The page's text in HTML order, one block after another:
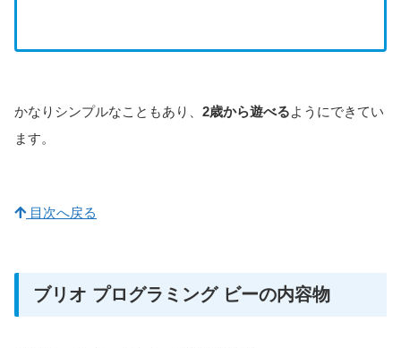
かなりシンプルなこともあり、 2歳から遊べるようにできてい
ます。
目次へ戻る
ブリオ プログラミング ビーの内容物